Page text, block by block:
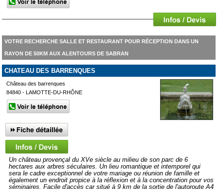
VOTRE RECHERCHE SALLE ET RESTAURANT POUR RÉCEPTION DANS UN
RAYON DE 50KM AUX ALENTOURS DE SABRAN
CHATEAU DES BARRENQUES
Château des barrenques
84840 - LAMOTTE-DU-RHÔNE
Un château provençal du XVe siècle au milieu de son parc de 6
hectares aux arbres séculaires. Un lieu romantique et intemporel qui
sera le cadre exceptionnel de votre mariage ou réunion de famille et
également un endroit propice à la réflexion et à la concentration pour vos
séminaires. Facile d'accès car situé à 9 km de la sortie de l'autoroute A4